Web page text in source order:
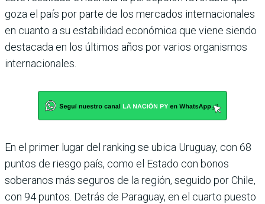
goza el país por parte de los mercados internacionales
en cuanto a su estabilidad económica que viene siendo
destacada en los últimos años por varios organismos
inter­nacionales.
En el primer lugar del ran­king se ubica Uruguay, con 68
puntos de riesgo país, como el Estado con bonos
soberanos más seguros de la región, seguido por Chile,
con 94 puntos. Detrás de Para­guay, en el cuarto puesto